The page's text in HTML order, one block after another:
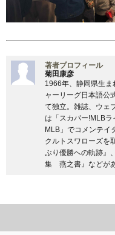
著者プロフィール
菊田康彦
1966年、静岡県生
ャーリーグ日本語公
て独立。雑誌、ウェ
は「スカパー!MLB
MLB」でコメンテイ
クルトスワローズ
ぶり優勝への軌跡』
集 燕之書』などがあ